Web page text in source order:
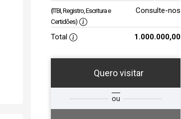
(ITBI, Registro, Escritura e
Certidões)
Consulte-nos
Total 1.000.000,00
Quero visitar
ou
Qual o melhor dia e
horário para você?